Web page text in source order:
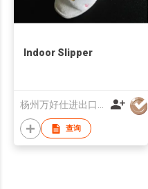
Indoor Slipper
查询